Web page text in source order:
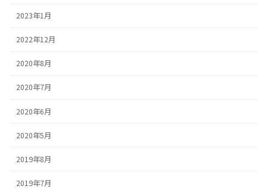
2023年1月
2022年12月
2020年8月
2020年7月
2020年6月
2020年5月
2019年8月
2019年7月